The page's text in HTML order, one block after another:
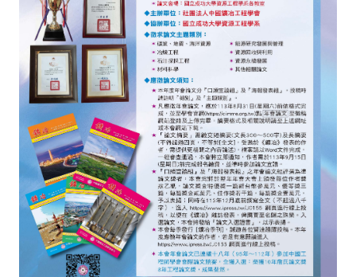
架構圖
理監事會
現任學會職員錄
重要章則
論文評選辦法
學生獎勵金申請辦法
盧善棟獎學金評選辦法
鑛冶期刊徵稿
鑛冶論文獎初選作業細則